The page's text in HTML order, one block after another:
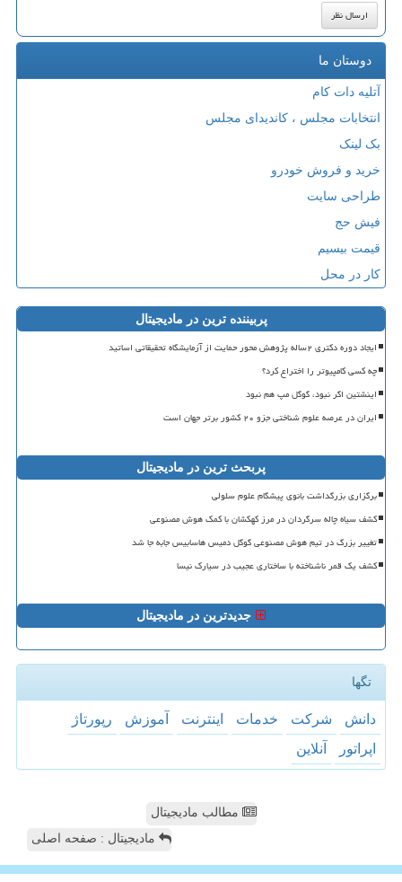
دوستان ما
آتلیه دات کام
انتخابات مجلس ، کاندیدای مجلس
بک لینک
خرید و فروش خودرو
طراحی سایت
فیش حج
قیمت بیسیم
کار در محل
پربیننده ترین در مادیجیتال
ایجاد دوره دکتری ۲ساله پژوهش محور حمایت از آزمایشگاه تحقیقاتی اساتید
چه کسی کامپیوتر را اختراع کرد؟
اینشتین اگر نبود، گوگل مپ هم نبود
ایران در عرصه علوم شناختی جزو ۲۰ کشور برتر جهان است
پربحث ترین در مادیجیتال
برگزاری بزرگداشت بانوی پیشگام علوم سلولی
کشف سیاه چاله سرگردان در مرز کهکشان با کمک هوش مصنوعی
تغییر بزرگ در تیم هوش مصنوعی گوگل دمیس هاسابیس جابه جا شد
کشف یک قمر ناشناخته با ساختاری عجیب در سیارک نیسا
جدیدترین در مادیجیتال
تگها
دانش شركت خدمات اینترنت آموزش
رپورتاژ
اپراتور
آنلاین
مطالب مادیجیتال
مادیجیتال : صفحه اصلی